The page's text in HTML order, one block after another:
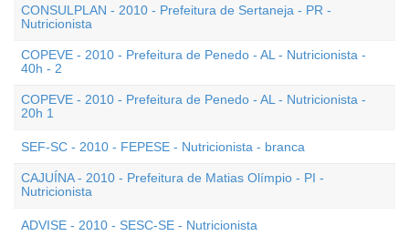
CONSULPLAN - 2010 - Prefeitura de Sertaneja - PR -
Nutricionista
COPEVE - 2010 - Prefeitura de Penedo - AL - Nutricionista -
40h - 2
COPEVE - 2010 - Prefeitura de Penedo - AL - Nutricionista -
20h 1
SEF-SC - 2010 - FEPESE - Nutricionista - branca
CAJUÍNA - 2010 - Prefeitura de Matias Olímpio - PI -
Nutricionista
ADVISE - 2010 - SESC-SE - Nutricionista